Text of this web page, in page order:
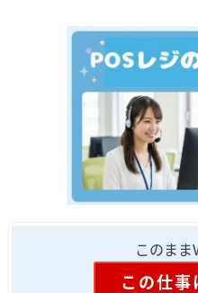
このまま
この仕事